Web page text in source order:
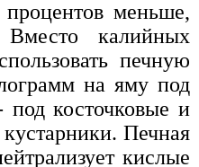
меньше,
Вместо калийных
печную
на яму под
под косточковые и
Печная
кислые